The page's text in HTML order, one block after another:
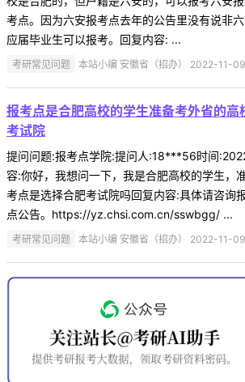
考点。因为六安报考点去年的公告里没有说非
应届毕业生可以报考。回复内容: ...
考研常见问题 本站小编 安徽省（招办） 2022-11-09
报考点是合肥高校的学生准备考外省的高
考试院
提问问题:报考点学院:提问人:18***56时间
容:你好，我想问一下，我是合肥高校的学生，
考点是选择合肥考试院吗回复内容:具体请咨询
点公告。https://yz.chsi.com.cn/sswbgg/ ...
考研常见问题 本站小编 安徽省（招办） 2022-11-09